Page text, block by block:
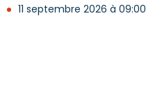
11 septembre 2026 à 09:00